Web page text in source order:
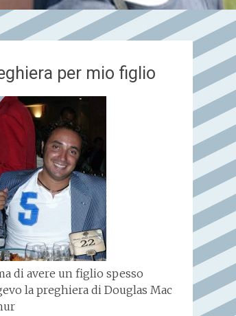
per mio figlio
di avere un figlio spesso
la preghiera di Douglas Mac